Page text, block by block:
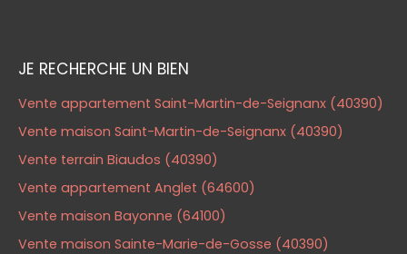
JE RECHERCHE UN BIEN
Vente appartement Saint-Martin-de-Seignanx (40390)
Vente maison Saint-Martin-de-Seignanx (40390)
Vente terrain Biaudos (40390)
Vente appartement Anglet (64600)
Vente maison Bayonne (64100)
Vente maison Sainte-Marie-de-Gosse (40390)